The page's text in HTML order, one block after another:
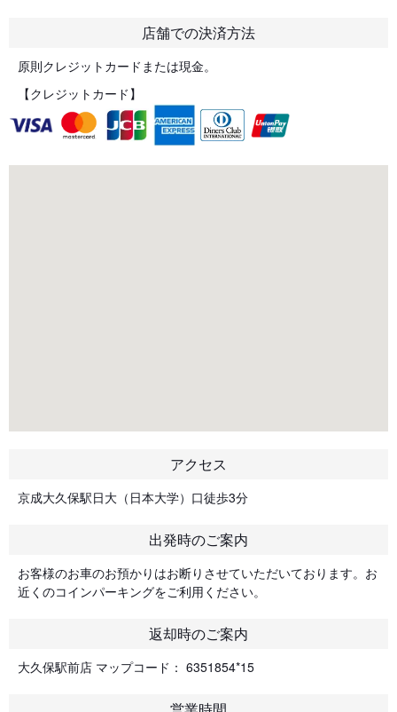
店舗での決済方法
原則クレジットカードまたは現金。
【クレジットカード】
アクセス
京成大久保駅日大（日本大学）口徒歩3分
出発時のご案内
お客様のお車のお預かりはお断りさせていただいております。お
近くのコインパーキングをご利用ください。
返却時のご案内
大久保駅前店 マップコード： 6351854*15